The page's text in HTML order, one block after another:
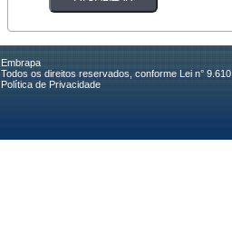
Embrapa
Todos os direitos reservados, conforme Lei n° 9.610
Política de Privacidade